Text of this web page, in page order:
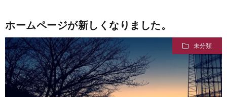
ホームページが新しくなりました。
未分類